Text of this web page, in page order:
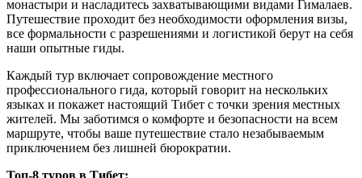
монастыри и насладитесь захватывающими видами Гималаев.
Путешествие проходит без необходимости оформления визы,
все формальности с разрешениями и логистикой берут на себя
наши опытные гиды.
Каждый тур включает сопровождение местного
профессионального гида, который говорит на нескольких
языках и покажет настоящий Тибет с точки зрения местных
жителей. Мы заботимся о комфорте и безопасности на всем
маршруте, чтобы ваше путешествие стало незабываемым
приключением без лишней бюрократии.
Топ-8 туров в Тибет: